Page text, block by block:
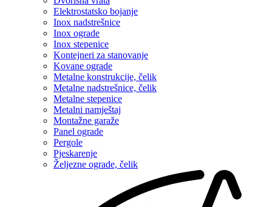
Elektrostatsko bojanje
Inox nadstrešnice
Inox ograde
Inox stepenice
Kontejneri za stanovanje
Kovane ograde
Metalne konstrukcije, čelik
Metalne nadstrešnice, čelik
Metalne stepenice
Metalni namještaj
Montažne garaže
Panel ograde
Pergole
Pjeskarenje
Željezne ograde, čelik